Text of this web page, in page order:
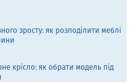
зросту: як розподілити меблі
крісло: як обрати модель під